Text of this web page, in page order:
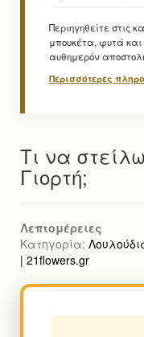
Περιηγηθείτε στις
μπουκέτα, φυτά και
αυθημερόν
Περισσότερες
Τι να
Γιορτή;
Λεπτομέρειες
Κατηγορία:
| 21flowers.gr